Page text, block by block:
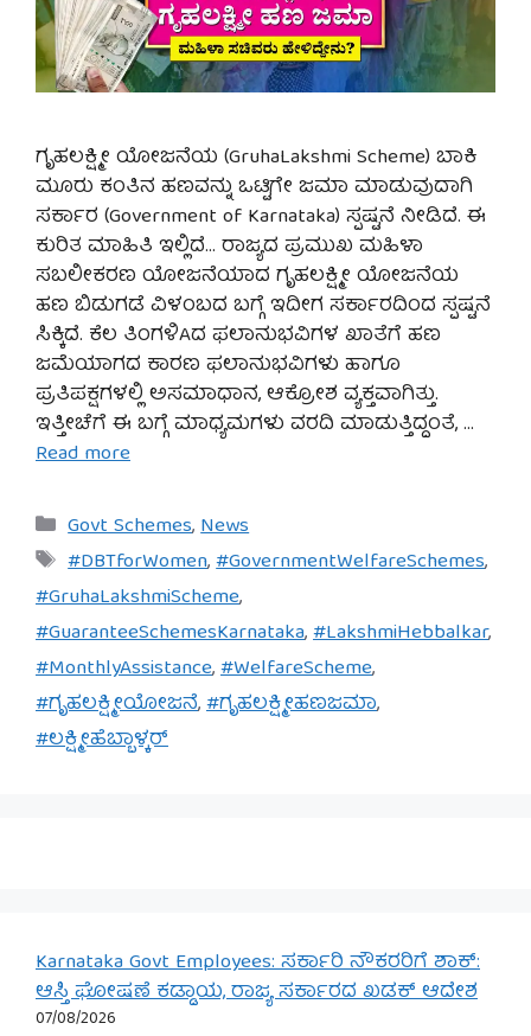
ಗೃಹಲಕ್ಷ್ಮೀ ಯೋಜನೆಯ (GruhaLakshmi Scheme) ಬಾಕಿ
ಮೂರು ಕಂತಿನ ಹಣವನ್ನು ಒಟ್ಟಿಗೇ ಜಮಾ ಮಾಡುವುದಾಗಿ
ಸರ್ಕಾರ (Government of Karnataka) ಸ್ಪಷ್ಟನೆ ನೀಡಿದೆ. ಈ
ಕುರಿತ ಮಾಹಿತಿ ಇಲ್ಲಿದೆ… ರಾಜ್ಯದ ಪ್ರಮುಖ ಮಹಿಳಾ
ಸಬಲೀಕರಣ ಯೋಜನೆಯಾದ ಗೃಹಲಕ್ಷ್ಮೀ ಯೋಜನೆಯ
ಹಣ ಬಿಡುಗಡೆ ವಿಳಂಬದ ಬಗ್ಗೆ ಇದೀಗ ಸರ್ಕಾರದಿಂದ ಸ್ಪಷ್ಟನೆ
ಸಿಕ್ಕಿದೆ. ಕೆಲ ತಿಂಗಳಿAದ ಫಲಾನುಭವಿಗಳ ಖಾತೆಗೆ ಹಣ
ಜಮೆಯಾಗದ ಕಾರಣ ಫಲಾನುಭವಿಗಳು ಹಾಗೂ
ಪ್ರತಿಪಕ್ಷಗಳಲ್ಲಿ ಅಸಮಾಧಾನ, ಆಕ್ರೋಶ ವ್ಯಕ್ತವಾಗಿತ್ತು.
ಇತ್ತೀಚೆಗೆ ಈ ಬಗ್ಗೆ ಮಾಧ್ಯಮಗಳು ವರದಿ ಮಾಡುತ್ತಿದ್ದಂತೆ, …
Read more
Categories
Govt Schemes,News
Tags
#DBTforWomen,#GovernmentWelfareSchemes,
#GruhaLakshmiScheme,
#GuaranteeSchemesKarnataka,#LakshmiHebbalkar,
#MonthlyAssistance,#WelfareScheme,
#ಗೃಹಲಕ್ಷ್ಮೀಯೋಜನೆ,#ಗೃಹಲಕ್ಷ್ಮೀಹಣಜಮಾ,
#ಲಕ್ಷ್ಮೀಹೆಬ್ಬಾಳ್ಕರ್
Karnataka Govt Employees: ಸರ್ಕಾರಿ ನೌಕರರಿಗೆ ಶಾಕ್:
ಆಸ್ತಿ ಘೋಷಣೆ ಕಡ್ಡಾಯ, ರಾಜ್ಯ ಸರ್ಕಾರದ ಖಡಕ್ ಆದೇಶ
07/08/2026